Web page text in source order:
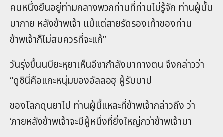
คนหนึ่งยืนอยู่ท่ามกลางพวกท่านที่ท่านไม่รู้จัก ท่านผู้นั้น
มาภาย หลังข้าพเจ้า แม้แต่สายรัดรองเท้าของท่าน
ข้าพเจ้าก็ไม่สมควรที่จะแก้”
วันรุ่งขึ้นนบียะหฺยาเห็นอีซากำลังมาทางตน จึงกล่าวว่า
“ดูซินี่คือแกะหนุ่มของอัลลอฮฺ ผู้รับบาป
ของโลกดุนยาไป ท่านผู้นี้แหละที่ข้าพเจ้ากล่าวถึง ว่า
‘ภายหลังข้าพเจ้าจะมีผู้หนึ่งที่ยิ่งใหญ่กว่าข้าพเจ้ามา